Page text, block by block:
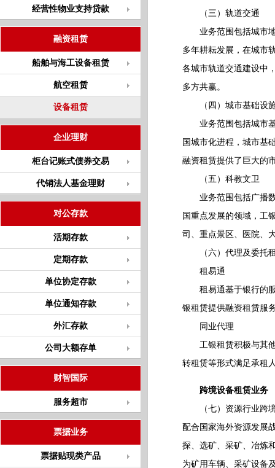
经营性物业支持贷款
融资租赁
船舶与海工设备租赁
航空租赁
设备租赁
企业理财
柜台记账式债券交易
代销法人基金理财
对公存款
活期存款
定期存款
单位协定存款
单位通知存款
外汇存款
公司大额存单
财智国际
服务超市
票据业务
票据贴现类产品
（三）轨道交通
业务范围包括城市地
多年耕耘发展，在城市
各城市轨道交通建设中
多方共赢。
（四）城市基础设
业务范围包括城市基
国城市化进程，城市基
融资租赁提供了巨大的
（五）科教文卫
业务范围包括广播数
国重点发展的领域，工
司、重点景区、医院、
（六）代理及委托
租易通
租易通基于银行的服
银租赁提供融资租赁服
同业代理
工银租赁积极与其他
转租赁等形式满足承租
跨境设备租赁业务
（七）资源行业跨
配合国家海外资源发展
探、选矿、采矿、冶炼
为矿用车辆、采矿设备